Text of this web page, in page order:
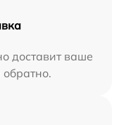
доставит ваше
обратно.